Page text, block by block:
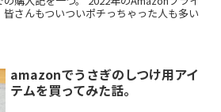
さんもついついポチっちゃった人も多い
amazonでうさぎのしつけ用アイ
テムを買ってみた話。